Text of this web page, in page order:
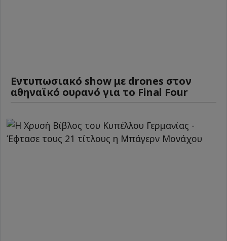
Εντυπωσιακό show με drones στον
αθηναϊκό ουρανό για το Final Four